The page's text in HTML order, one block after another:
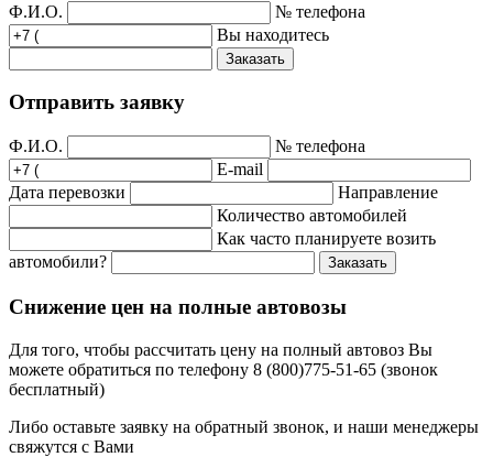
Ф.И.О.
№ телефона
Вы находитесь
Заказать
Отправить заявку
Ф.И.О.
№ телефона
E-mail
Дата перевозки
Направление
Количество автомобилей
Как часто планируете возить
автомобили?
Заказать
Снижение цен на полные автовозы
Для того, чтобы рассчитать цену на полный автовоз Вы
можете обратиться по телефону 8 (800)775-51-65 (звонок
бесплатный)
Либо оставьте заявку на обратный звонок, и наши менеджеры
свяжутся с Вами